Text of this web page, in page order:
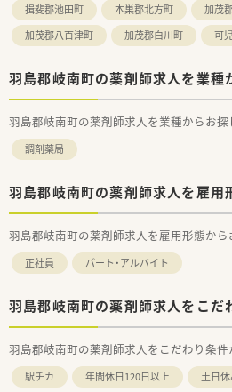
揖斐郡池田町
本巣郡北方町 加茂
加茂郡八百津町
加茂郡白川町 可
羽島郡岐南町の薬剤師求人を業種
羽島郡岐南町の薬剤師求人を業種からお探
調剤薬局
羽島郡岐南町の薬剤師求人を雇用
羽島郡岐南町の薬剤師求人を雇用形態から
正社員 パート・アルバイト
羽島郡岐南町の薬剤師求人をこだ
羽島郡岐南町の薬剤師求人をこだわり条件
駅チカ 年間休日120日以上
土日